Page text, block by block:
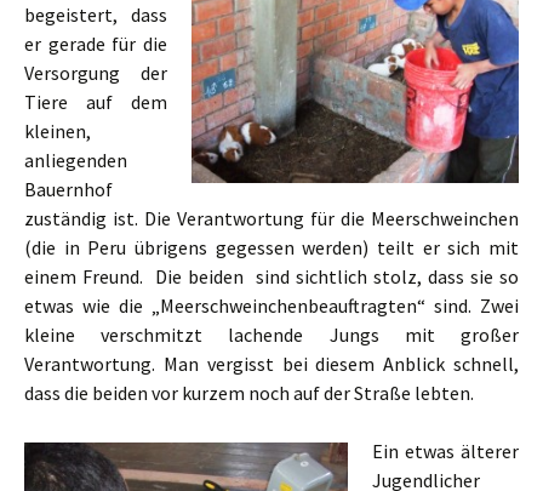
begeistert, dass
er gerade für die
Versorgung der
Tiere auf dem
kleinen,
anliegenden
Bauernhof
zuständig ist. Die Verantwortung für die Meerschweinchen
(die in Peru übrigens gegessen werden) teilt er sich mit
einem Freund. Die beiden sind sichtlich stolz, dass sie so
etwas wie die „Meerschweinchenbeauftragten“ sind. Zwei
kleine verschmitzt lachende Jungs mit großer
Verantwortung. Man vergisst bei diesem Anblick schnell,
dass die beiden vor kurzem noch auf der Straße lebten.
Ein etwas älterer
Jugendlicher